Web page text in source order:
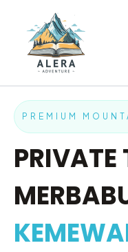
konten
PREMIUM
PRIVATE